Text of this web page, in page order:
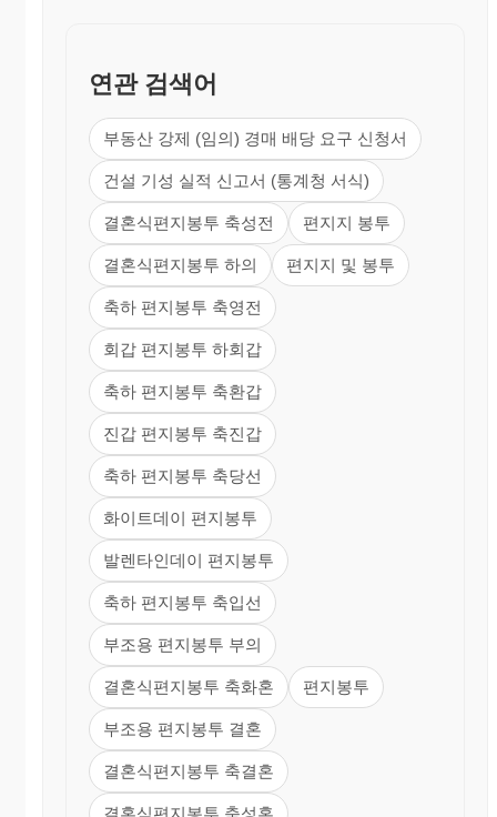
연관 검색어
부동산 강제 (임의) 경매 배당 요구 신청서
건설 기성 실적 신고서 (통계청 서식)
결혼식편지봉투 축성전 편지지 봉투
결혼식편지봉투 하의 편지지 및 봉투
축하 편지봉투 축영전
회갑 편지봉투 하회갑
축하 편지봉투 축환갑
진갑 편지봉투 축진갑
축하 편지봉투 축당선
화이트데이 편지봉투
발렌타인데이 편지봉투
축하 편지봉투 축입선
부조용 편지봉투 부의
결혼식편지봉투 축화혼 편지봉투
부조용 편지봉투 결혼
결혼식편지봉투 축결혼
결혼식편지봉투 축성혼